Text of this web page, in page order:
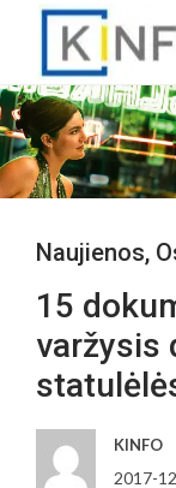
Naujienos,
15
varžysis
KINFO
2017-